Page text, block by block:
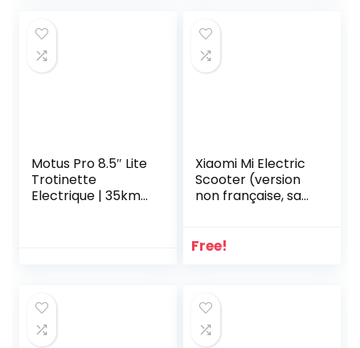
Frein Flex Fender
MN Steel – Design
Unique
Scooter électrique
Pliable Compatible
pour Xiaomi M365
Motus Pro 8.5″ Lite
Trotinette
Electrique | 35km
Niveaux de Vitesse
| Suspension Avant
et Arrière
Xiaomi Mi Electric
Scooter (version
non française, sans
Free!